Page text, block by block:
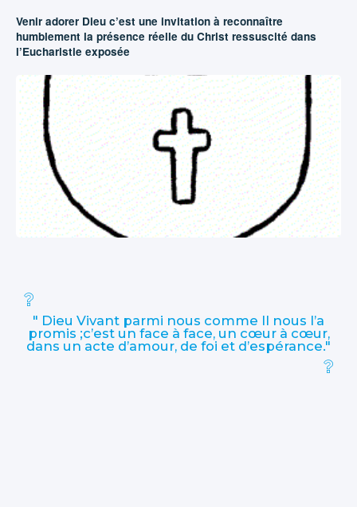
Venir adorer Dieu c’est une invitation à reconnaître
humblement la présence réelle du Christ ressuscité dans
l’Eucharistie exposée
" Dieu Vivant parmi nous comme Il nous l’a
promis ;c’est un face à face, un cœur à cœur,
dans un acte d’amour, de foi et d’espérance."